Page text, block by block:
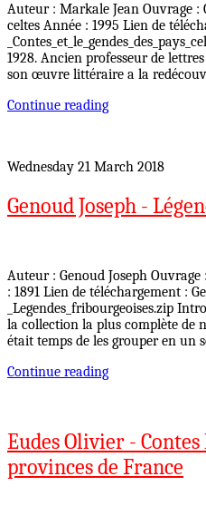
Auteur : Markale Jean Ouvrage :
celtes Année : 1995 Lien de
1928. Ancien professeur de
son œuvre littéraire a la
Continue reading
Wednesday 21 March 2018
Genoud Joseph -
Auteur : Genoud Joseph
: 1891 Lien de téléchargement :
_Legendes_fribourgeoises.zip
la collection la plus complète de
était temps de les grouper en
Continue reading
Eudes Olivier -
provinces de France